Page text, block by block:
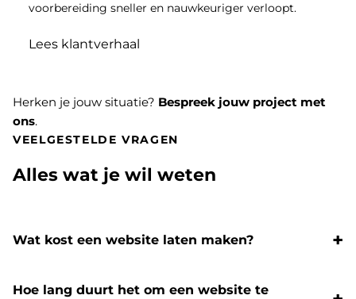
voorbereiding sneller en nauwkeuriger verloopt.
Lees klantverhaal
Herken je jouw situatie? Bespreek jouw project met
ons.
VEELGESTELDE VRAGEN
Alles wat je wil weten
Wat kost een website laten maken?
Hoe lang duurt het om een website te